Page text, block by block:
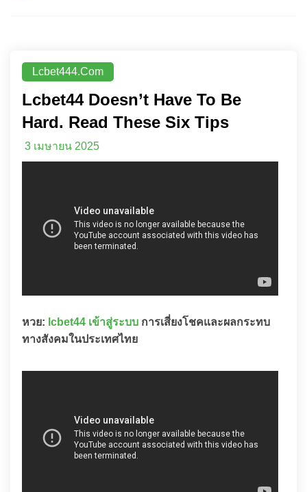
Lcbet444.com
Lcbet44 Doesn’t Have To Be
Hard. Read These Six Tips
3 เมษายน 2025
หวย: lcbet44 เข้าสู่ระบบ การเสี่ยงโชคและผลกระทบ
ทางสังคมในประเทศไทย